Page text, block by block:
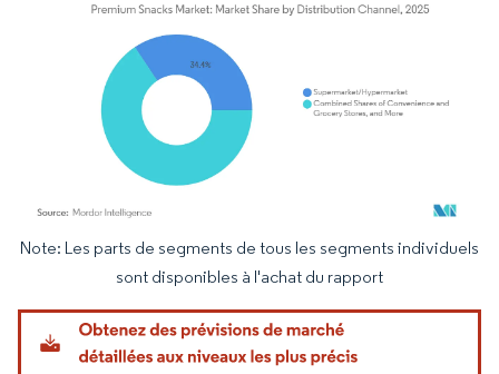
Image © Mordor Intelligence. La réutilisation nécessite une attribution sous CC BY
Note: Les parts de segments de tous les segments individuels
sont disponibles à l'achat du rapport